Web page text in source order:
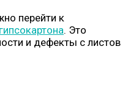
перейти к
. Это
и дефекты с листов